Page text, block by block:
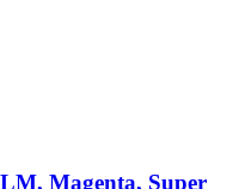
Magenta, Super